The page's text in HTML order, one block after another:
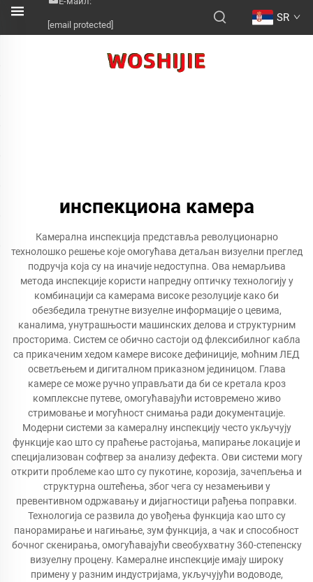
[email protected]
SR
инспекциона камера
Камерална инспекција представља револуционарно
технолошко решење које омогућава детаљан визуелни преглед
подручја која су на иначије недоступна. Ова немарљива
метода инспекције користи напредну оптичку технологију у
комбинацији са камерама високе резолуције како би
обезбедила тренутне визуелне информације о цевима,
каналима, унутрашњости машинских делова и структурним
просторима. Систем се обично састоји од флексибилног кабла
са прикаченим хедом камере високе дефиниције, моћним ЛЕД
осветљењем и дигиталном приказном јединицом. Глава
камере се може ручно управљати да би се кретала кроз
комплексне путеве, омогућавајући истовремено живо
стримовање и могућност снимања ради документације.
Модерни системи за камералну инспекцију често укључују
функције као што су праћење растојања, мапирање локације и
специјализован софтвер за анализу дефекта. Ови системи могу
открити проблеме као што су пукотине, корозија, зачепљења и
структурна оштећења, због чега су незамењиви у
превентивном одржавању и дијагностици рађења поправки.
Технологија се развила до увођења функција као што су
панорамирање и нагињање, зум функција, а чак и способност
бочног скенирања, омогућавајући свеобухватну 360-степенску
визуелну процену. Камералне инспекције имају широку
примену у разним индустријама, укључујући водоводе,